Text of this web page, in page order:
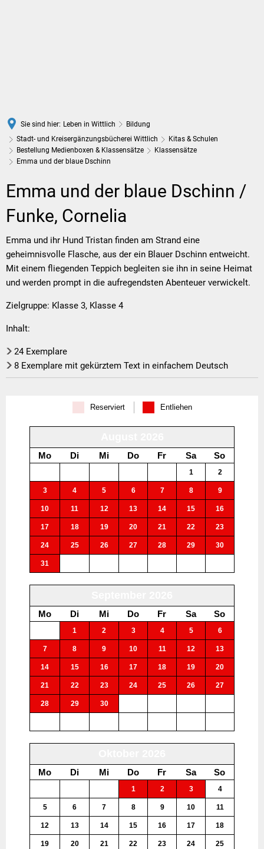
Sie sind hier: Leben in Wittlich
Bildung
Stadt- und Kreisergänzungsbücherei Wittlich
Kitas & Schulen
Bestellung Medienboxen & Klassensätze
Klassensätze
Emma und der blaue Dschinn
Emma
und
der
blaue
Dschinn
Emma und der blaue Dschinn /
Funke, Cornelia
Emma und ihr Hund Tristan finden am Strand eine
geheimnisvolle Flasche, aus der ein Blauer Dschinn entweicht.
Mit einem fliegenden Teppich begleiten sie ihn in seine Heimat
und werden prompt in die aufregendsten Abenteuer verwickelt.
Zielgruppe: Klasse 3, Klasse 4
Inhalt:
24 Exemplare
8 Exemplare mit gekürztem Text in einfachem Deutsch
Reserviert Entliehen
Mo Di Mi Do Fr Sa So
1 2
3 4 5 6 7 8 9
10 11 12 13 14 15 16
17 18 19 20 21 22 23
24 25 26 27 28 29 30
31
Mo Di Mi Do Fr Sa So
1 2 3 4 5 6
7 8 9 10 11 12 13
14 15 16 17 18 19 20
21 22 23 24 25 26 27
28 29 30
Mo Di Mi Do Fr Sa So
1 2 3 4
5 6 7 8 9 10 11
12 13 14 15 16 17 18
19 20 21 22 23 24 25